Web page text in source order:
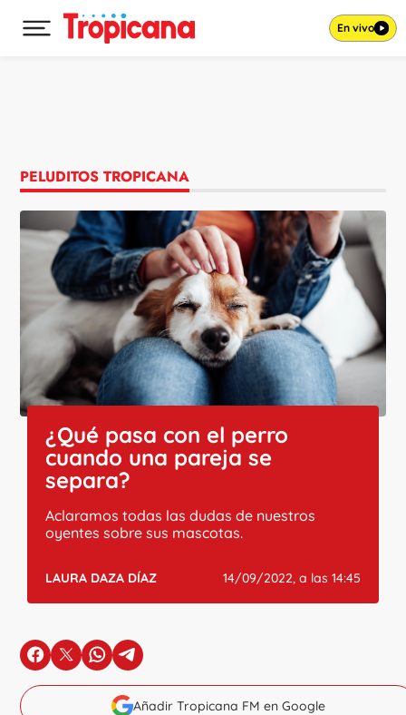
Desplegar menú principal En vivo
PELUDITOS TROPICANA
¿Qué pasa con el perro
cuando una pareja se
separa?
Aclaramos todas las dudas de nuestros
oyentes sobre sus mascotas.
LAURA DAZA DÍAZ 14/09/2022, a las 14:45
en Facebook
en Xen Whatsapp
en Telegram
Añadir Tropicana FM en Google